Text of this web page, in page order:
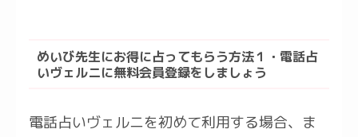
めいび先生にお得に占ってもらう方法１・電話占
いヴェルニに無料会員登録をしましょう
電話占いヴェルニを初めて利用する場合、ま